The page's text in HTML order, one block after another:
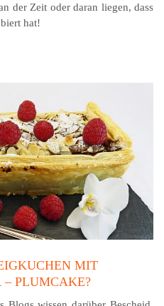
der Zeit oder daran liegen, dass
hat!
MIT
– PLUMCAKE?